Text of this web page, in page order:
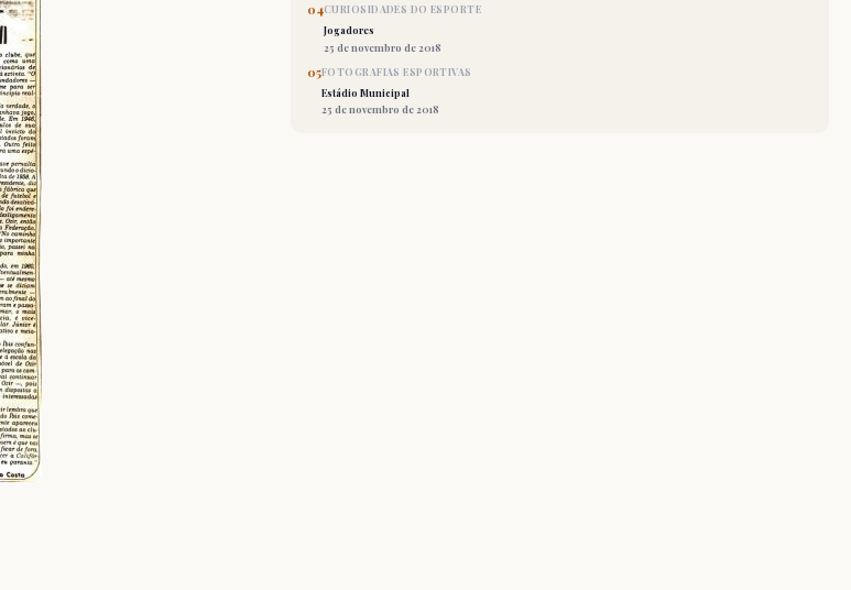
04CURIOSIDADES DO ESPORTE
Jogadores
25 de novembro de 2018
05FOTOGRAFIAS ESPORTIVAS
Estádio Municipal
25 de novembro de 2018